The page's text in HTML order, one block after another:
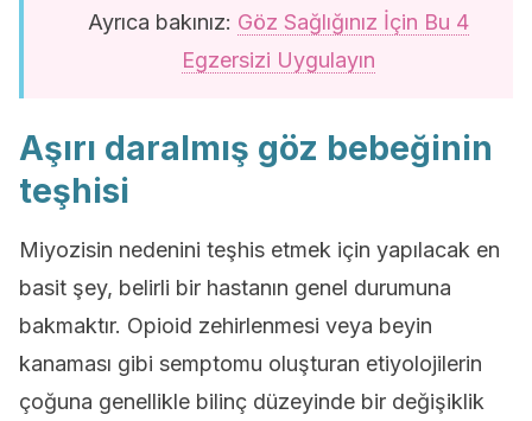
Ayrıca bakınız: Göz Sağlığınız İçin Bu 4
Egzersizi Uygulayın
Aşırı daralmış göz bebeğinin
teşhisi
Miyozisin nedenini teşhis etmek için yapılacak en
basit şey, belirli bir hastanın genel durumuna
bakmaktır. Opioid zehirlenmesi veya beyin
kanaması gibi semptomu oluşturan etiyolojilerin
çoğuna genellikle bilinç düzeyinde bir değişiklik